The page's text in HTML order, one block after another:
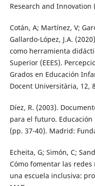
Research and Innovation
Cotán, A; Martínez, V;
Gallardo-López, J.A.
como herramienta
Superior (EEES).
Grados en Educación
Docent Universitària, 12,
Díez, R. (2003).
para el futuro.
(pp. 37-40). Madrid:
Echeita, G; Simón, C;
Cómo fomentar las
una escuela inclusiva: